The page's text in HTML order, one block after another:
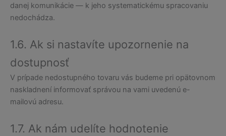
danej komunikácie — k jeho systematickému spracovaniu
nedochádza.
1.6. Ak si nastavíte upozornenie na
dostupnosť
V prípade nedostupného tovaru vás budeme pri opätovnom
naskladnení informovať správou na vami uvedenú e-
mailovú adresu.
1.7. Ak nám udelíte hodnotenie